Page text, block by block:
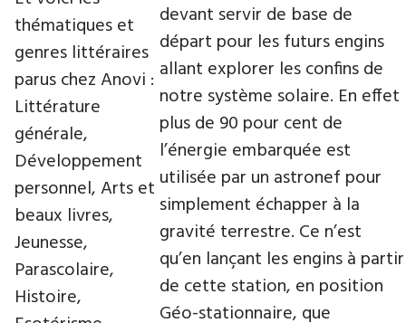
devant servir de base de
départ pour les futurs engins
allant explorer les confins de
notre système solaire. En effet
plus de 90 pour cent de
l’énergie embarquée est
utilisée par un astronef pour
simplement échapper à la
gravité terrestre. Ce n’est
qu’en lançant les engins à partir
de cette station, en position
Géo-stationnaire, que
thématiques et
genres littéraires
parus chez Anovi :
Littérature
générale,
Développement
personnel, Arts et
beaux livres,
Jeunesse,
Parascolaire,
Histoire,